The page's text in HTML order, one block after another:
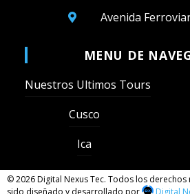
Avenida
MENU DE
Nuestros Ultimos Tours
Cusco
Ica
© 2026 Digital Nexus Tec. Todos los
sido diseñado y desarrollado por
Digital